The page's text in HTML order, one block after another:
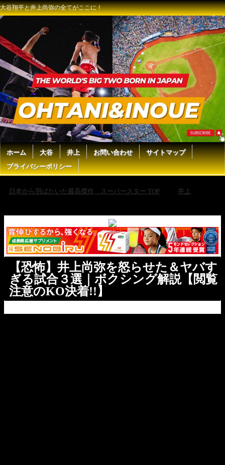
大谷翔平と井上尚弥の全てがここに！
ホーム 大谷 井上 お問い合わせ
サイトマップ
プライバシーポリシー
日本から羽ばたいた最高傑作 スーパースター TOP
井上
【恐怖】井上尚弥を怒らせた＆ヤバす
ぎる試合３選｜ボクシング解説【閲覧
注意のKO決着!!】